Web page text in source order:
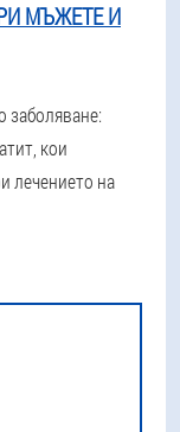
МЪЖЕТЕ И
заболяване:
кои
лечението на